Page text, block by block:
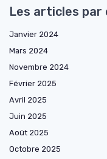
Les articles par
Janvier 2024
Mars 2024
Novembre 2024
Février 2025
Avril 2025
Juin 2025
Août 2025
Octobre 2025